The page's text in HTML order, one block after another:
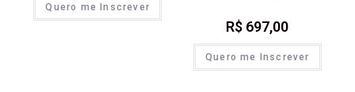
Quero me Inscrever
R$ 697,00
Quero me Inscrever